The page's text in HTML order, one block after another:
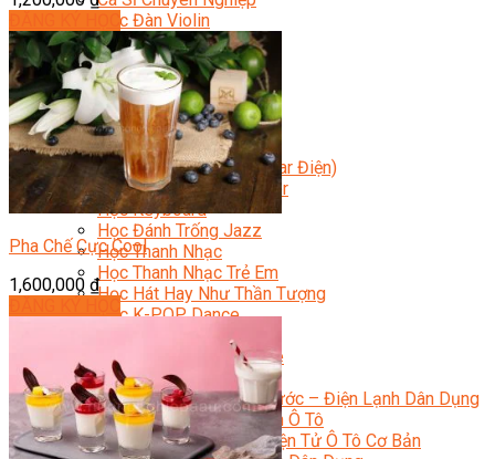
Học Đàn Violin
Học Violin Cover
Học Đàn Piano
Học Piano Đệm Hát
Học Piano Trẻ Em
Học Đàn Guitar
Học Guitar Đệm Hát
Học Electric Guitar (Guitar Điện)
Học Electric Guitar Cover
Học Keyboard
Học Đánh Trống Jazz
Học Thanh Nhạc
Học Thanh Nhạc Trẻ Em
Học Hát Hay Như Thần Tượng
Học K-POP Dance
Học Nhảy Hiện Đại
Chuyên Đề Tiktok Dance
Kỹ Thuật – Công Nghệ
Kỹ Thuật Viên Điện – Nước – Điện Lạnh Dân Dụng
Kỹ Thuật Viên Điện Lạnh Ô Tô
Kỹ Thuật Viên Điện – Điện Tử Ô Tô Cơ Bản
Pha Chế Cực Cool
1,600,000 ₫